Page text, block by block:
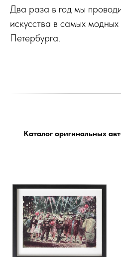
Два раза в год мы
искусства в самых
Петербурга.
Каталог оригинальных